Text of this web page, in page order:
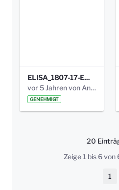
ELISA_1807-17-EW_BEZIRK-kl_compressed.pdf
vor 5 Jahren von Anni Schlumberger
GENEHMIGT
20
Zeige 1 bis 6 von
1